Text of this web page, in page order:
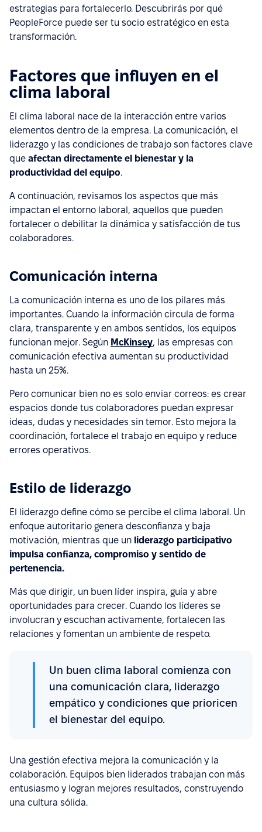
estrategias para fortalecerlo. Descubrirás por qué
PeopleForce puede ser tu socio estratégico en esta
transformación.
Factores que influyen en el
clima laboral
El clima laboral nace de la interacción entre varios
elementos dentro de la empresa. La comunicación, el
liderazgo y las condiciones de trabajo son factores clave
que afectan directamente el bienestar y la
productividad del equipo.
A continuación, revisamos los aspectos que más
impactan el entorno laboral, aquellos que pueden
fortalecer o debilitar la dinámica y satisfacción de tus
colaboradores.
Comunicación interna
La comunicación interna es uno de los pilares más
importantes. Cuando la información circula de forma
clara, transparente y en ambos sentidos, los equipos
funcionan mejor. Según McKinsey, las empresas con
comunicación efectiva aumentan su productividad
hasta un 25%.
Pero comunicar bien no es solo enviar correos: es crear
espacios donde tus colaboradores puedan expresar
ideas, dudas y necesidades sin temor. Esto mejora la
coordinación, fortalece el trabajo en equipo y reduce
errores operativos.
Estilo de liderazgo
El liderazgo define cómo se percibe el clima laboral. Un
enfoque autoritario genera desconfianza y baja
motivación, mientras que un liderazgo participativo
impulsa confianza, compromiso y sentido de
pertenencia.
Más que dirigir, un buen líder inspira, guía y abre
oportunidades para crecer. Cuando los líderes se
involucran y escuchan activamente, fortalecen las
relaciones y fomentan un ambiente de respeto.
Un buen clima laboral comienza con
una comunicación clara, liderazgo
empático y condiciones que prioricen
el bienestar del equipo.
Una gestión efectiva mejora la comunicación y la
colaboración. Equipos bien liderados trabajan con más
entusiasmo y logran mejores resultados, construyendo
una cultura sólida.